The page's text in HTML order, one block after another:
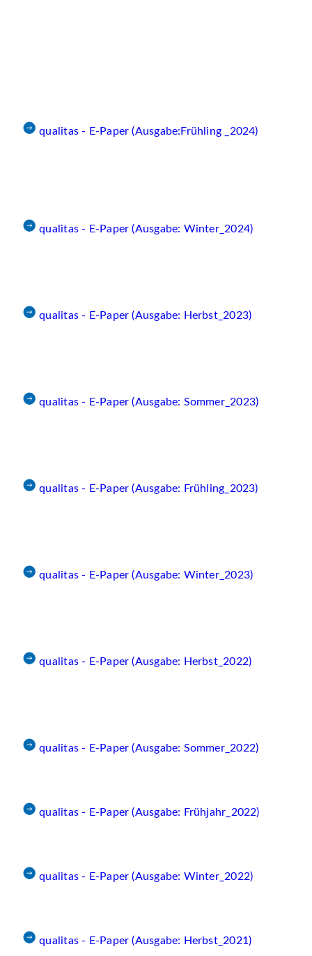
qualitas - E-Paper (Ausgabe:Frühling _2024)
qualitas - E-Paper (Ausgabe: Winter_2024)
qualitas - E-Paper (Ausgabe: Herbst_2023)
qualitas - E-Paper (Ausgabe: Sommer_2023)
qualitas - E-Paper (Ausgabe: Frühling_2023)
qualitas - E-Paper (Ausgabe: Winter_2023)
qualitas - E-Paper (Ausgabe: Herbst_2022)
qualitas - E-Paper (Ausgabe: Sommer_2022)
qualitas - E-Paper (Ausgabe: Frühjahr_2022)
qualitas - E-Paper (Ausgabe: Winter_2022)
qualitas - E-Paper (Ausgabe: Herbst_2021)